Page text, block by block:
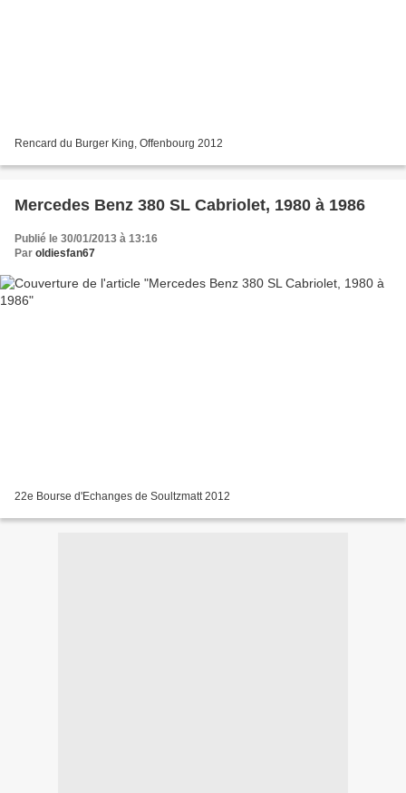
Rencard du Burger King, Offenbourg 2012
Mercedes Benz 380 SL Cabriolet, 1980 à 1986
Publié le 30/01/2013 à 13:16
Par oldiesfan67
22e Bourse d'Echanges de Soultzmatt 2012